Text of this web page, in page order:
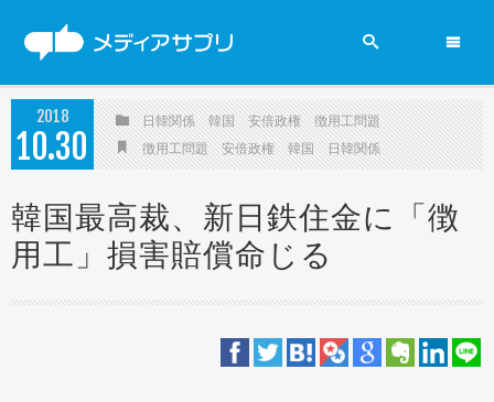
2019参院選
ニュース
新聞
2018
10 30
日韓関係 韓国 安倍政権
徴用工問題
徴用工問題
安倍政権 韓国 日韓関係
韓国最高裁、新日鉄住金に「徴
用工」損害賠償命じる